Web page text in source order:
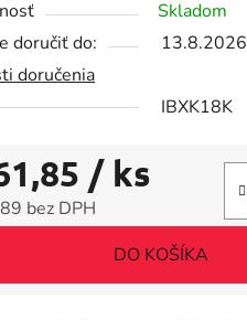
Skladom
doručiť do:
13.8.2026
doručenia
IBXK18K
/ ks
bez DPH
DO KOŠÍKA